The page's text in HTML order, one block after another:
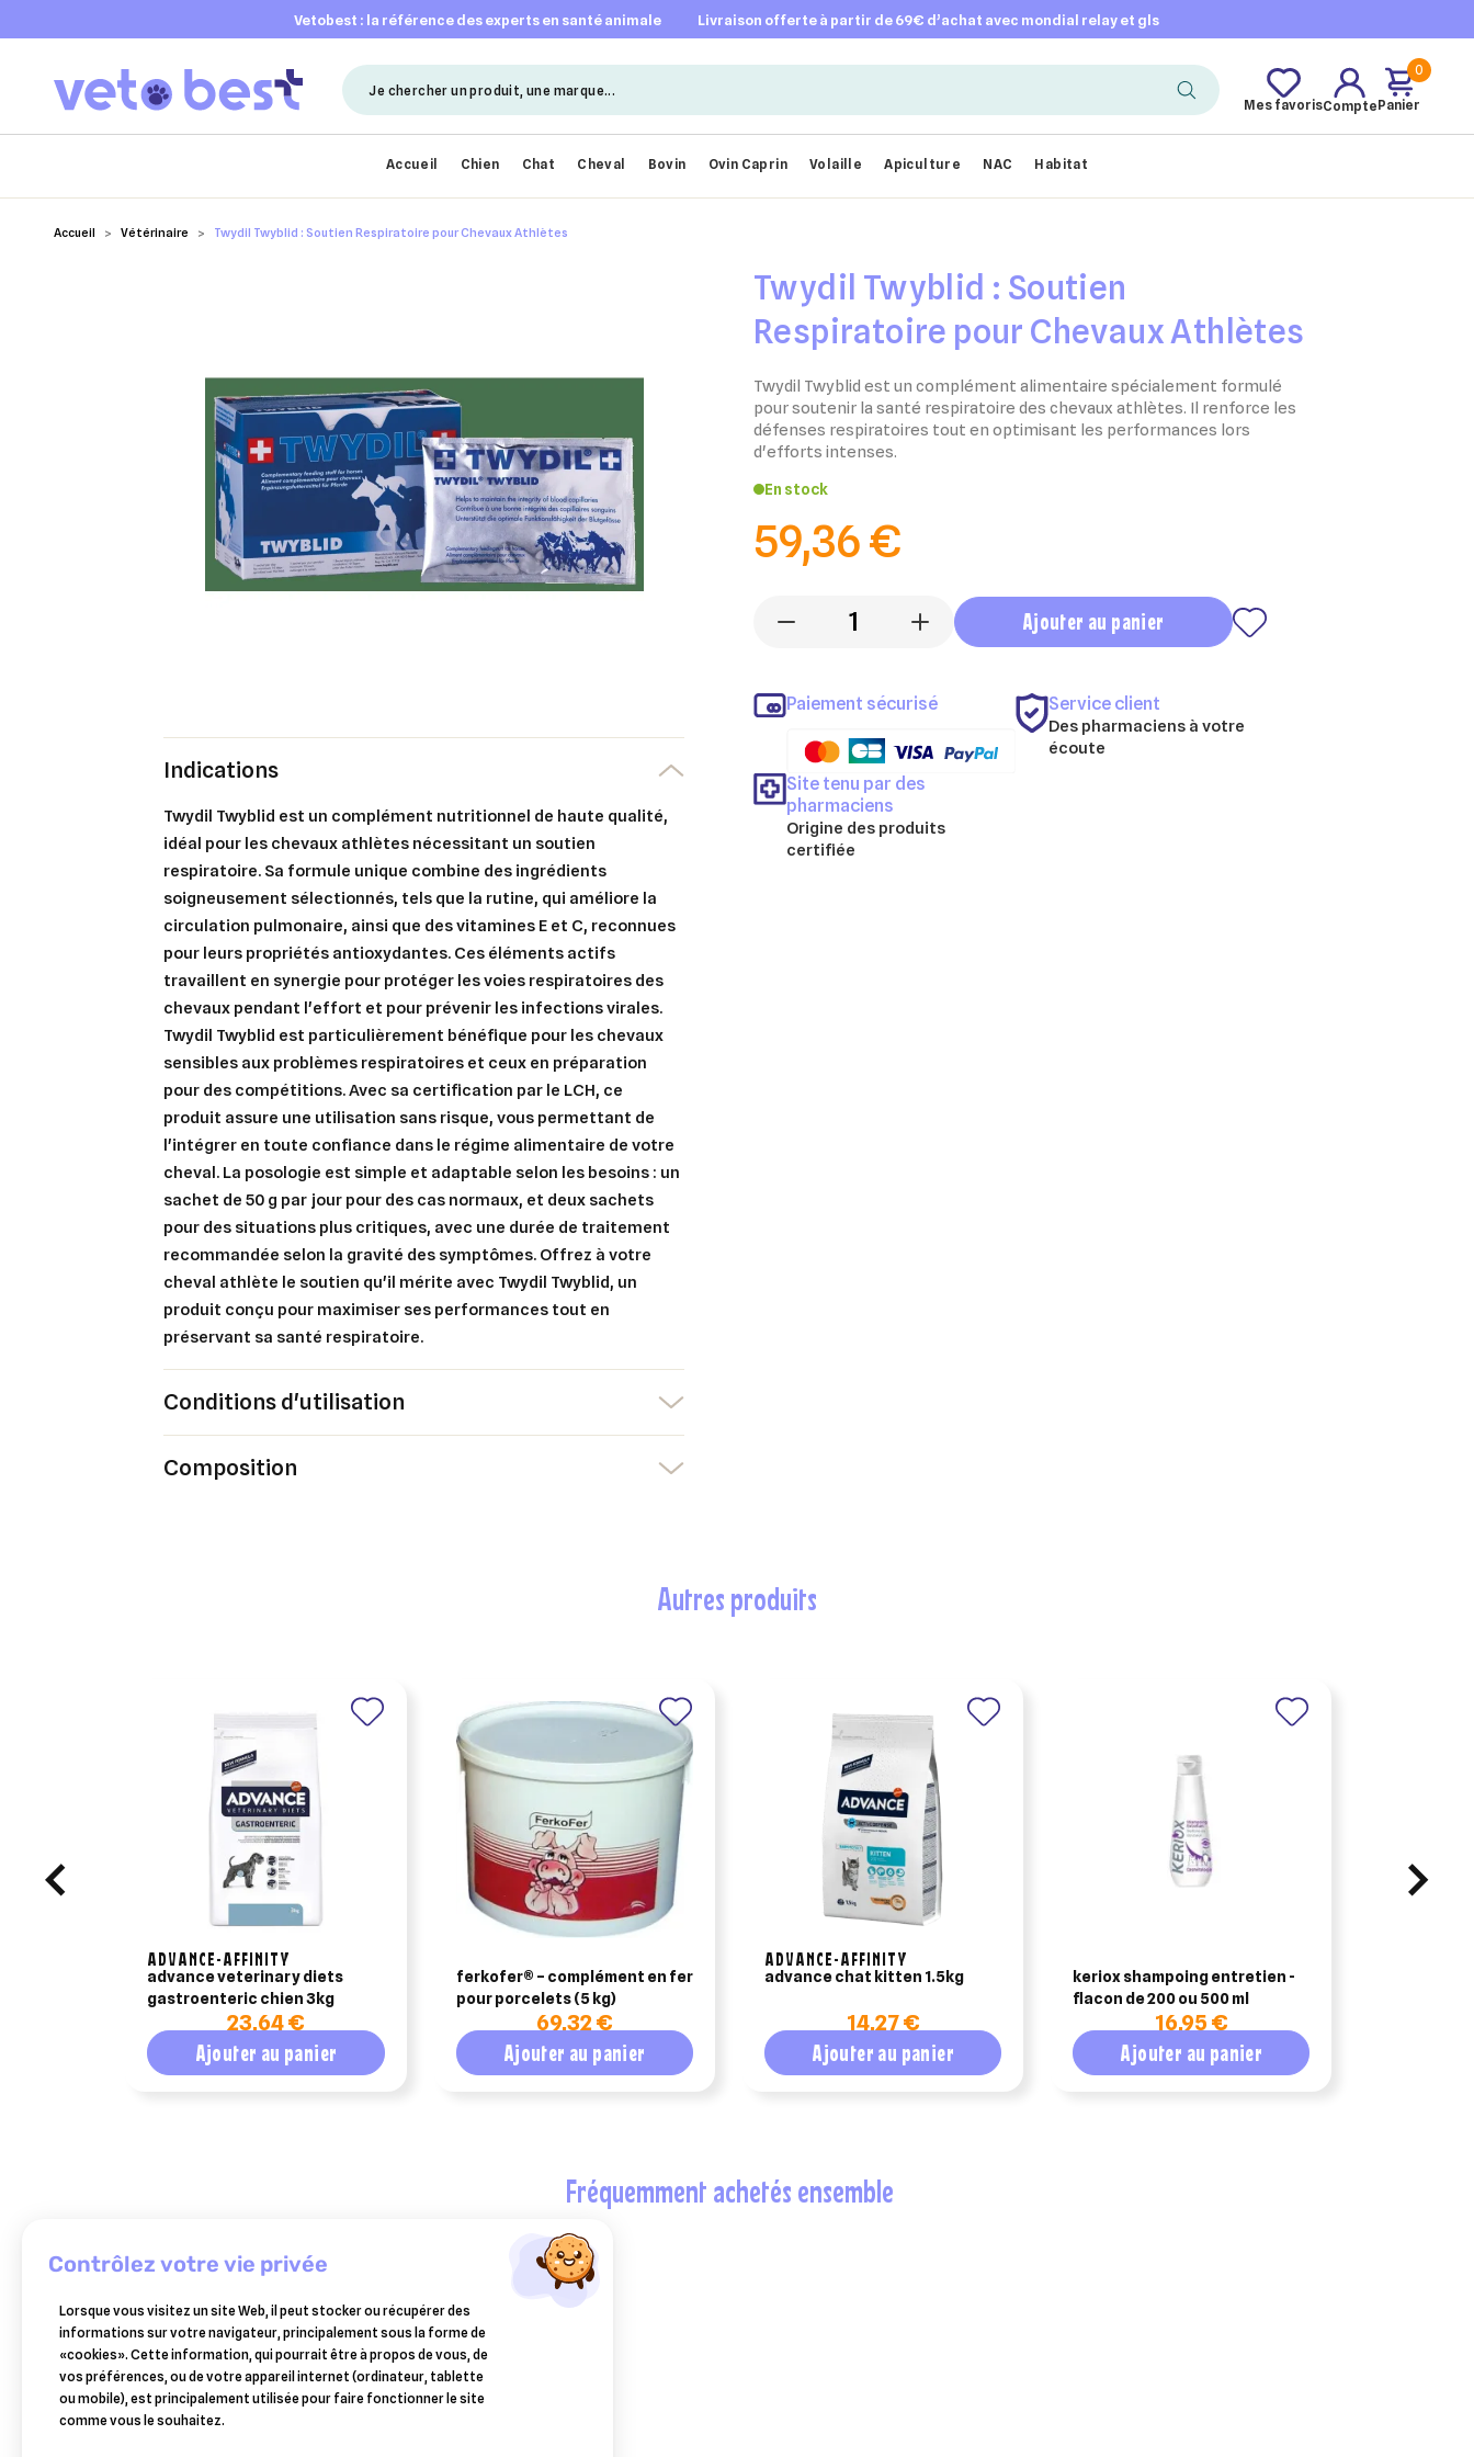
vetobest : la référence des experts en santé animale livraison offerte à partir de 69€ d’achat avec mondial relay et gls
Mes favorisCompte
0
Panier
Accueil Chien Chat Cheval Bovin Ovin Caprin Volaille Apiculture NAC Habitat
Accueil Vétérinaire Twydil Twyblid : Soutien Respiratoire pour Chevaux Athlètes
Twydil Twyblid : Soutien
Respiratoire pour Chevaux Athlètes
Twydil Twyblid est un complément alimentaire spécialement formulé
pour soutenir la santé respiratoire des chevaux athlètes. Il renforce les
défenses respiratoires tout en optimisant les performances lors
d'efforts intenses.
En stock
59,36 €
- + Ajouter au panier
Paiement sécurisé Service client
Des pharmaciens à votre
écoute
Site tenu par des
pharmaciens
Origine des produits
certifiée
Indications
Twydil Twyblid est un complément nutritionnel de haute qualité,
idéal pour les chevaux athlètes nécessitant un soutien
respiratoire. Sa formule unique combine des ingrédients
soigneusement sélectionnés, tels que la rutine, qui améliore la
circulation pulmonaire, ainsi que des vitamines E et C, reconnues
pour leurs propriétés antioxydantes. Ces éléments actifs
travaillent en synergie pour protéger les voies respiratoires des
chevaux pendant l'effort et pour prévenir les infections virales.
Twydil Twyblid est particulièrement bénéfique pour les chevaux
sensibles aux problèmes respiratoires et ceux en préparation
pour des compétitions. Avec sa certification par le LCH, ce
produit assure une utilisation sans risque, vous permettant de
l'intégrer en toute confiance dans le régime alimentaire de votre
cheval. La posologie est simple et adaptable selon les besoins : un
sachet de 50 g par jour pour des cas normaux, et deux sachets
pour des situations plus critiques, avec une durée de traitement
recommandée selon la gravité des symptômes. Offrez à votre
cheval athlète le soutien qu'il mérite avec Twydil Twyblid, un
produit conçu pour maximiser ses performances tout en
préservant sa santé respiratoire.
Conditions d'utilisation
Composition
autres produits
ADVANCE-AFFINITY
advance veterinary diets
gastroenteric chien 3kg
23,64 €
Ajouter au panier
ferkofer® – complément en fer
pour porcelets (5 kg)
69,32 €
Ajouter au panier
ADVANCE-AFFINITY
advance chat kitten 1.5kg
14,27 €
Ajouter au panier
keriox shampoing entretien -
flacon de 200 ou 500 ml
16,95 €
Ajouter au panier
fréquemment achetés ensemble
TWYDIL
twydil
vigorade
sachet
10
x
76,50 €
Ajouter au panier
FARNAM
farnam
xantex
poudre
seau
de
33,80 €
Ajouter au panier
FARNAM
farnam
xantex
4
seringues
de
36,99 €
Ajouter au panier
Ajouter à ma liste d'envies
Créer une liste d'envies
Nom de la liste d'envies
Connexion
Vous devez être connecté pour ajouter des produits à votre liste d'envies.
contrôlez votre vie privée
Lorsque vous visitez un site Web, il peut stocker ou récupérer des
informations sur votre navigateur, principalement sous la forme de
«cookies». Cette information, qui pourrait être à propos de vous, de
vos préférences, ou de votre appareil internet (ordinateur, tablette
ou mobile), est principalement utilisée pour faire fonctionner le site
comme vous le souhaitez.